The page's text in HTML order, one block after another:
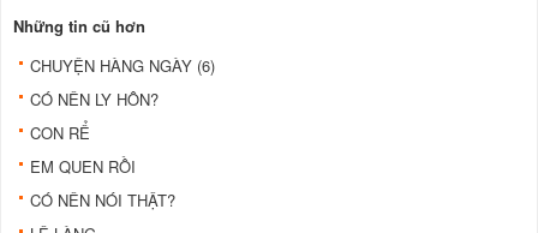
Những tin cũ hơn
CHUYỆN HÀNG NGÀY (6)
CÓ NÊN LY HÔN?
CON RỂ
EM QUEN RỒI
CÓ NÊN NÓI THẬT?